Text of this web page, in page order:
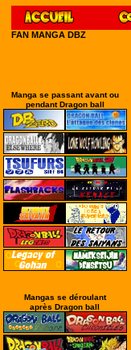
FAN MANGA DBZ
Manga se passant avant ou
pendant Dragon ball
Mangas se déroulant
après Dragon ball